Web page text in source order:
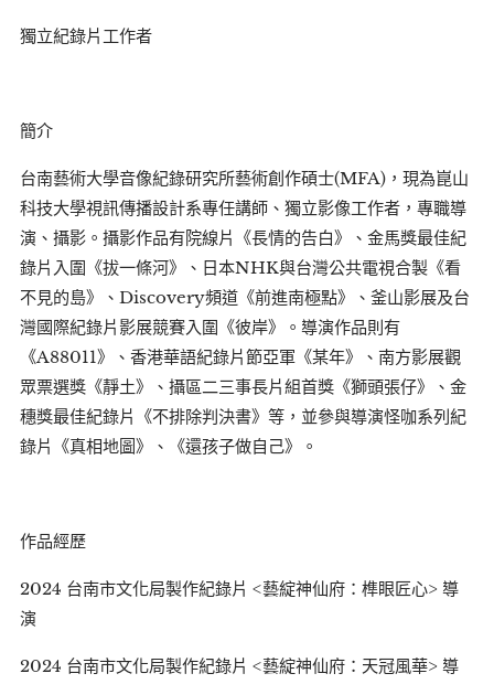
獨立紀錄片工作者
簡介
台南藝術大學音像紀錄研究所藝術創作碩士(MFA)，現為崑山
科技大學視訊傳播設計系專任講師、獨立影像工作者，專職導
演、攝影。攝影作品有院線片《長情的告白》、金馬獎最佳紀
錄片入圍《拔一條河》、日本NHK與台灣公共電視合製《看
不見的島》、Discovery頻道《前進南極點》、釜山影展及台
灣國際紀錄片影展競賽入圍《彼岸》。導演作品則有
《A88011》、香港華語紀錄片節亞軍《某年》、南方影展觀
眾票選獎《靜土》、攝區二三事長片組首獎《獅頭張仔》、金
穗獎最佳紀錄片《不排除判決書》等，並參與導演怪咖系列紀
錄片《真相地圖》、《還孩子做自己》。
作品經歷
2024 台南市文化局製作紀錄片 <藝綻神仙府：榫眼匠心> 導
演
2024 台南市文化局製作紀錄片 <藝綻神仙府：天冠風華> 導